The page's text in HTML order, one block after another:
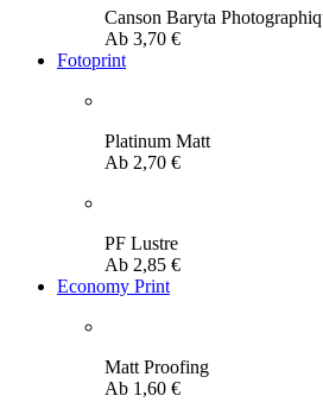
Canson Baryta
Ab 3,70 €
Fotoprint
Platinum Matt
Ab 2,70 €
PF Lustre
Ab 2,85 €
Economy Print
Matt Proofing
Ab 1,60 €